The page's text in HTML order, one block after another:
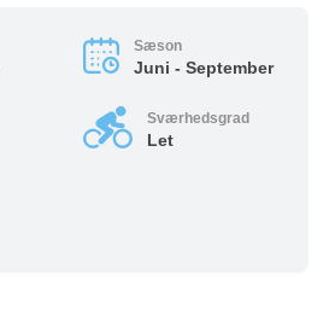
Sæson
Juni - September
Sværhedsgrad
Let